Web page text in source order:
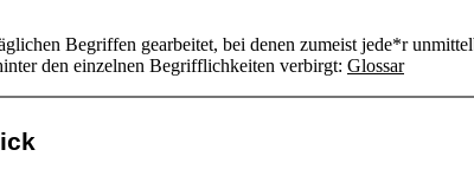
Begriffen gearbeitet, bei denen zumeist jede*r
den einzelnen Begrifflichkeiten verbirgt: Glossar